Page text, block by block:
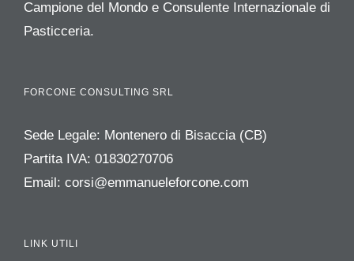
Campione del Mondo e Consulente Internazionale di
Pasticceria.
FORCONE CONSULTING SRL
Sede Legale: Montenero di Bisaccia (CB)
Partita IVA: 01830270706
Email: corsi@emmanueleforcone.com
LINK UTILI